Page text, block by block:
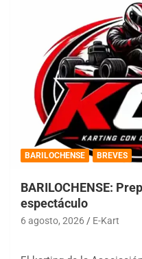
BARILOCHENSE BREVES
BARILOCHENSE:
espectáculo
6 agosto, 2026 E-Kart